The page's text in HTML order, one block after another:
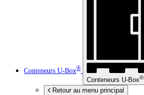
Conteneurs U-Box®
Conteneurs U-Box®
Retour au menu principal